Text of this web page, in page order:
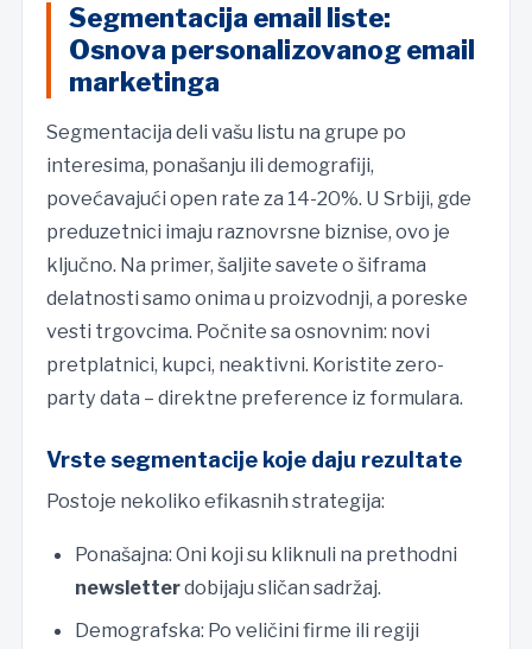
Segmentacija email liste:
Osnova personalizovanog email
marketinga
Segmentacija deli vašu listu na grupe po
interesima, ponašanju ili demografiji,
povećavajući open rate za 14-20%. U Srbiji, gde
preduzetnici imaju raznovrsne biznise, ovo je
ključno. Na primer, šaljite savete o šiframa
delatnosti samo onima u proizvodnji, a poreske
vesti trgovcima. Počnite sa osnovnim: novi
pretplatnici, kupci, neaktivni. Koristite zero-
party data – direktne preference iz formulara.
Vrste segmentacije koje daju rezultate
Postoje nekoliko efikasnih strategija:
Ponašajna: Oni koji su kliknuli na prethodni
newsletterdobijaju sličan sadržaj.
Demografska: Po veličini firme ili regiji